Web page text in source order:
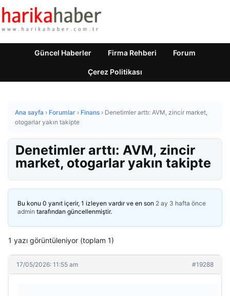
Güncel Haberler Firma Rehberi Forum
Çerez Politikası
Ana sayfa › Forumlar › Finans › Denetimler arttı: AVM, zincir market,
otogarlar yakın takipte
Denetimler arttı: AVM, zincir
market, otogarlar yakın takipte
Bu konu 0 yanıt içerir, 1 izleyen vardır ve en son 2 ay 3 hafta önce
admin tarafından güncellenmiştir.
1 yazı görüntüleniyor (toplam 1)
17/05/2026: 11:55 am #19288